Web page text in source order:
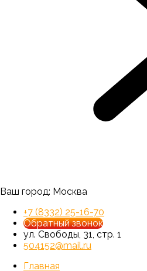
Ваш город: Москва
+7 (8332) 25-16-70
Обратный звонок
ул. Свободы, 31, стр. 1
504152@mail.ru
Главная